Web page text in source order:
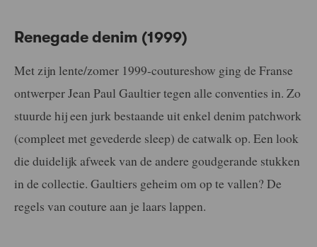
Renegade denim (1999)
Met zijn lente/zomer 1999-coutureshow ging de Franse
ontwerper Jean Paul Gaultier tegen alle conventies in. Zo
stuurde hij een jurk bestaande uit enkel denim patchwork
(compleet met gevederde sleep) de catwalk op. Een look
die duidelijk afweek van de andere goudgerande stukken
in de collectie. Gaultiers geheim om op te vallen? De
regels van couture aan je laars lappen.